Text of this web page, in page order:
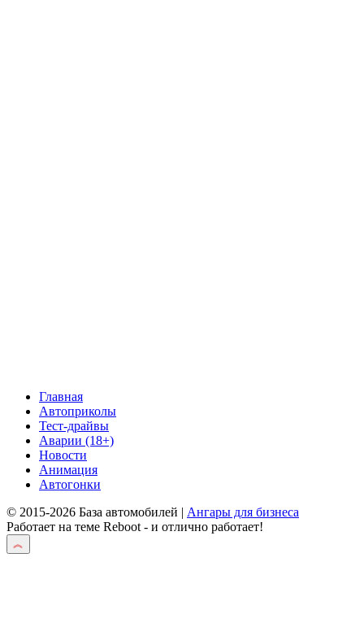
Главная
Автоприколы
Тест-драйвы
Аварии (18+)
Новости
Анимация
Автогонки
© 2015-2026 База автомобилей | Ангары для бизнеса
Работает на теме Reboot - и отлично работает!